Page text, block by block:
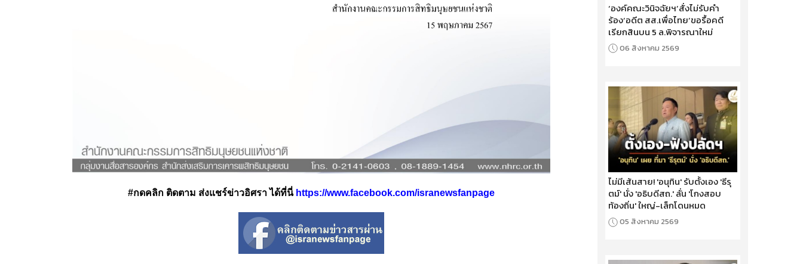
#กดคลิก ติดตาม ส่งแชร์ข่าวอิศรา ได้ที่นี่ https://www.facebook.com/isranewsfanpage
‘องค์คณะวินิจฉัยฯ’สั่งไม่รับคำ
ร้อง‘อดีต สส.เพื่อไทย’ขอรื้อคดี
เรียกสินบน 5 ล.พิจารณาใหม่
06 สิงหาคม 2569
ไม่มีเส้นสาย! 'อนุทิน' รับตั้งเอง 'ธีรุ
ตม์' นั่ง 'อธิบดีสถ.' ลั่น 'โกงสอบ
ท้องถิ่น' ใหญ่-เล็กโดนหมด
05 สิงหาคม 2569